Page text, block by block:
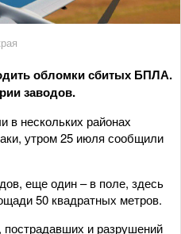
обломки сбитых БПЛА.
заводов.
в нескольких районах
утром 25 июля сообщили
еще один – в поле, здесь
50 квадратных метров.
и разрушений